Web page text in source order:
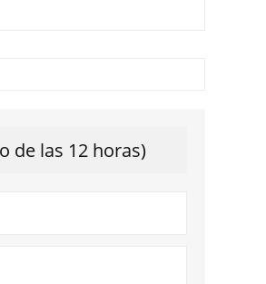
de las 12 horas)